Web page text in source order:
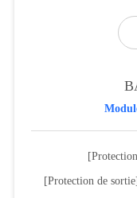
[Protection de